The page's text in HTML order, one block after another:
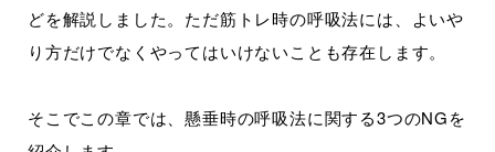
どを解説しました。ただ筋トレ時の呼吸法には、よいや
り方だけでなくやってはいけないことも存在します。
そこでこの章では、懸垂時の呼吸法に関する3つのNGを